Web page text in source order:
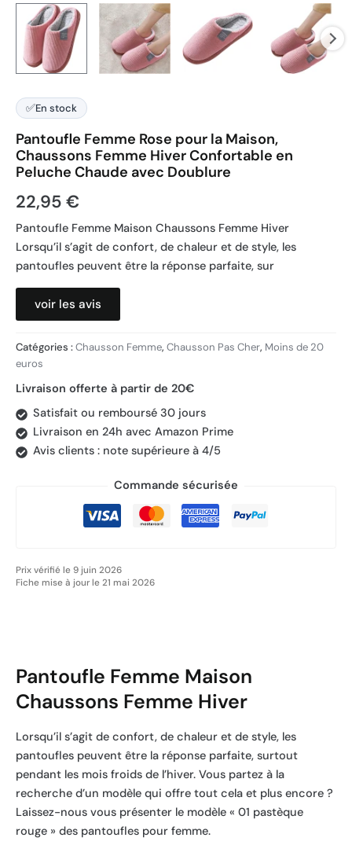
✅En stock
Pantoufle Femme Rose pour la Maison,
Chaussons Femme Hiver Confortable en
Peluche Chaude avec Doublure
22,95 €
Pantoufle Femme Maison Chaussons Femme Hiver
Lorsqu’il s’agit de confort, de chaleur et de style, les
pantoufles peuvent être la réponse parfaite, sur
voir les avis
Catégories :Chausson Femme, Chausson Pas Cher, Moins de 20
euros
Livraison offerte à partir de 20€
Satisfait ou remboursé 30 jours
Livraison en 24h avec Amazon Prime
Avis clients : note supérieure à 4/5
Commande sécurisée
Prix vérifié le 9 juin 2026
Fiche mise à jour le 21 mai 2026
Pantoufle Femme Maison
Chaussons Femme Hiver
Lorsqu’il s’agit de confort, de chaleur et de style, les
pantoufles peuvent être la réponse parfaite, surtout
pendant les mois froids de l’hiver. Vous partez à la
recherche d’un modèle qui offre tout cela et plus encore ?
Laissez-nous vous présenter le modèle « 01 pastèque
rouge » des pantoufles pour femme.